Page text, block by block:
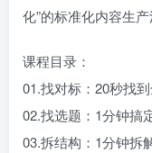
化”的标准化内容生产
课程目录：
01.找对标：20秒找
02.找选题：1分钟搞
03.拆结构：1分钟拆